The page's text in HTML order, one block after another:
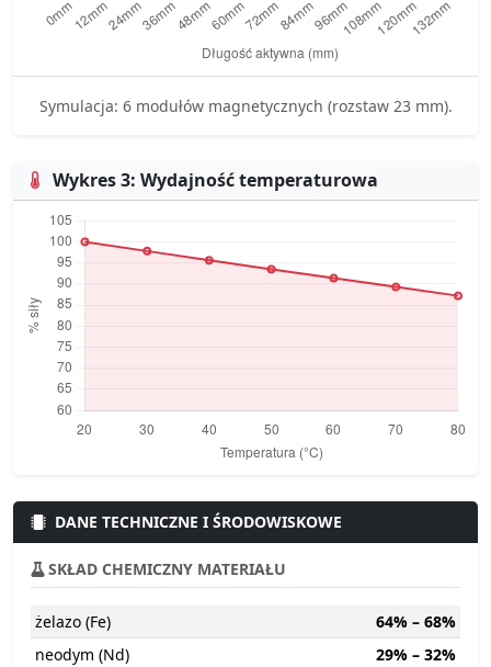
Symulacja: 6 modułów magnetycznych (rozstaw 23 mm).
Wykres 3: Wydajność temperaturowa
DANE TECHNICZNE I ŚRODOWISKOWE
SKŁAD CHEMICZNY MATERIAŁU
żelazo (Fe)
64% – 68%
neodym (Nd)
29% – 32%